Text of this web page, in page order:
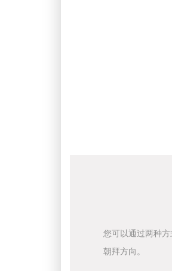
您可以通过两种
朝拜方向。